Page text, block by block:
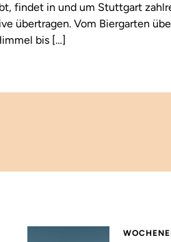
findet in und um Stuttgart
übertragen. Vom Biergarten
bis […]